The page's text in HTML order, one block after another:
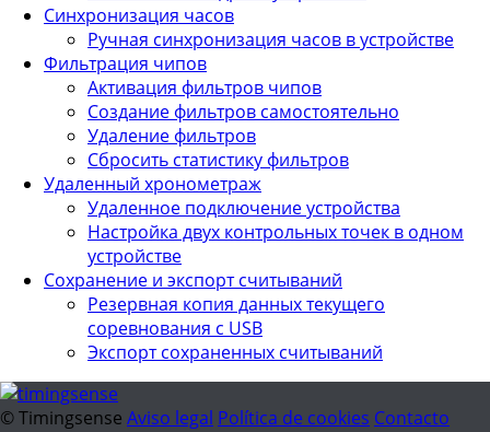
Синхронизация часов
Ручная синхронизация часов в устройстве
Фильтрация чипов
Активация фильтров чипов
Создание фильтров самостоятельно
Удаление фильтров
Сбросить статистику фильтров
Удаленный хронометраж
Удаленное подключение устройства
Настройка двух контрольных точек в одном
устройстве
Сохранение и экспорт считываний
Резервная копия данных текущего
соревнования с USB
Экспорт сохраненных считываний
© Timingsense Aviso legal Política de cookies Contacto